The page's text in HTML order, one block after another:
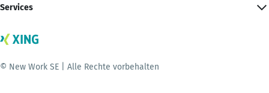
Services
© New Work SE | Alle Rechte vorbehalten